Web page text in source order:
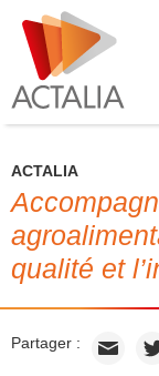
ACTALIA
qualité et
Partager :